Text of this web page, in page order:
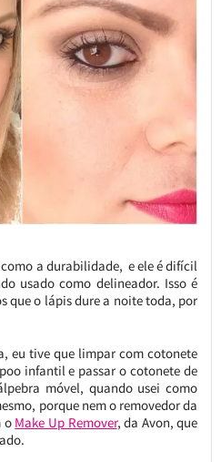
a durabilidade, e ele é difícil
usado como delineador. Isso é
que o lápis dure a noite toda, por
eu tive que limpar com cotonete
infantil e passar o cotonete de
móvel, quando usei como
porque nem o removedor da
o Make Up Remover, da Avon, que